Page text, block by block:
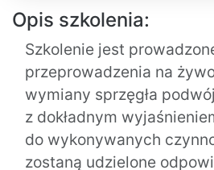
Opis szkolenia:
Szkolenie jest
przeprowadzenia na
wymiany sprzęgła
z dokładnym
do wykonywanych
zostaną udzielone